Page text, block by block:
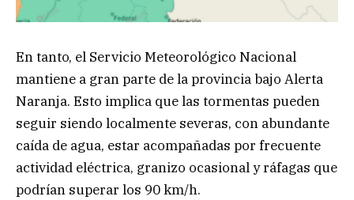
En tanto, el Servicio Meteorológico Nacional
mantiene a gran parte de la provincia bajo Alerta
Naranja. Esto implica que las tormentas pueden
seguir siendo localmente severas, con abundante
caída de agua, estar acompañadas por frecuente
actividad eléctrica, granizo ocasional y ráfagas que
podrían superar los 90 km/h.